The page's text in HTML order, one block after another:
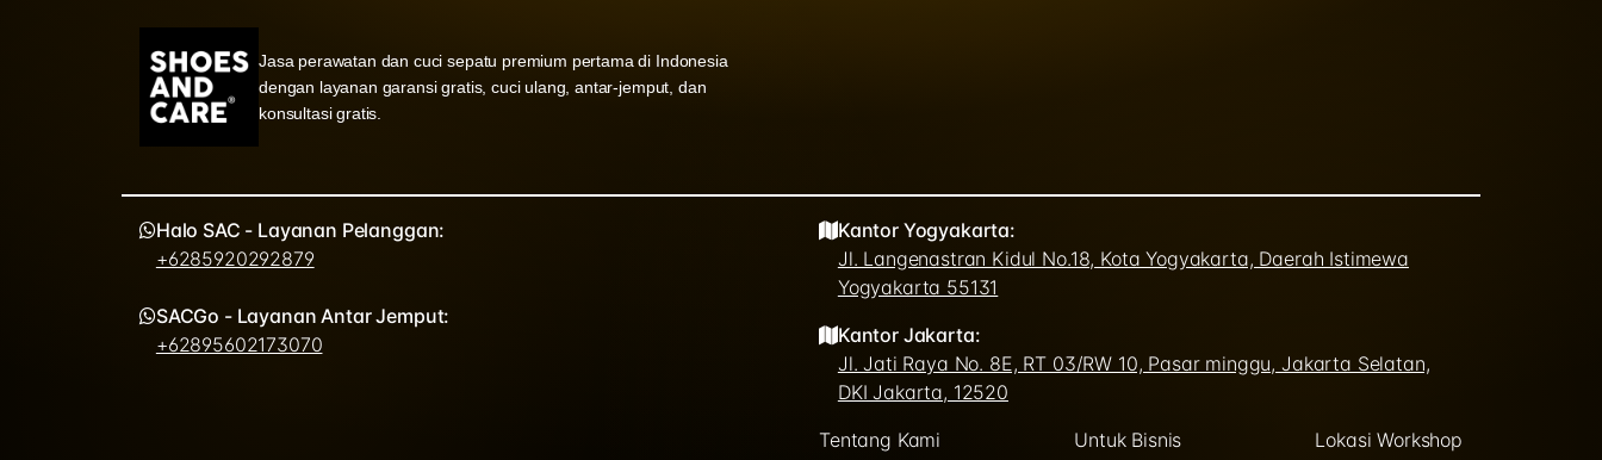
Jasa perawatan dan cuci sepatu premium pertama di Indonesia
dengan layanan garansi gratis, cuci ulang, antar-jemput, dan
konsultasi gratis.
Halo SAC - Layanan Pelanggan:
+6285920292879
SACGo - Layanan Antar Jemput:
+62895602173070
Kantor Yogyakarta:
Jl. Langenastran Kidul No.18, Kota Yogyakarta, Daerah Istimewa
Yogyakarta 55131
Kantor Jakarta:
Jl. Jati Raya No. 8E, RT 03/RW 10, Pasar minggu, Jakarta Selatan,
DKI Jakarta, 12520
Tentang Kami
Untuk Bisnis Lokasi Workshop